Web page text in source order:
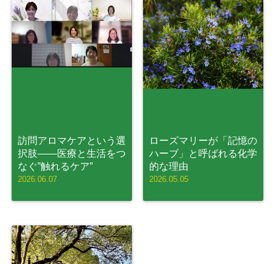
訪問アロマケアという選
択肢——医療と生活をつ
なぐ”触れるケア”
2026.06.07
ローズマリーが「記憶の
ハーブ」と呼ばれる化学
的な理由
2026.05.05